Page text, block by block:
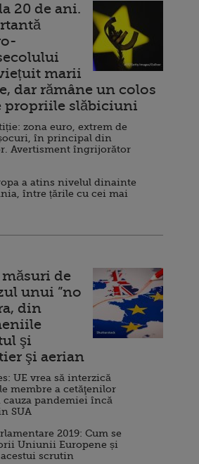
20 de ani.
marii
dar rămâne un colos
propriile slăbiciuni
zona euro, extrem de
în principal din
Avertisment îngrijorător
a atins nivelul dinainte
între țările cu cei mai
măsuri de
unui ”no
din
şi
şi aerian
UE vrea să interzică
membre a cetăţenilor
pandemiei încă
SUA
2019: Cum se
Uniunii Europene și
scrutin